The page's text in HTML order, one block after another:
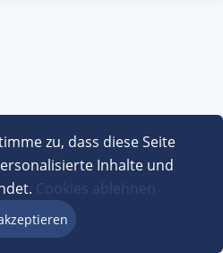
zu, dass diese Seite
Inhalte und
Cookies ablehnen